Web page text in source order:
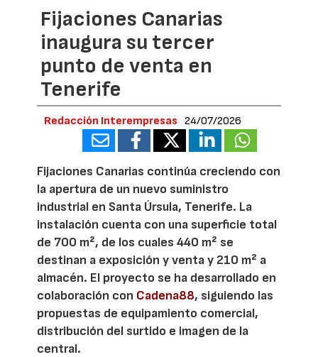
Fijaciones Canarias
inaugura su tercer
punto de venta en
Tenerife
Redacción Interempresas 24/07/2026
Fijaciones Canarias continúa creciendo con
la apertura de un nuevo suministro
industrial en Santa Úrsula, Tenerife. La
instalación cuenta con una superficie total
de 700 m², de los cuales 440 m² se
destinan a exposición y venta y 210 m² a
almacén. El proyecto se ha desarrollado en
colaboración con Cadena88, siguiendo las
propuestas de equipamiento comercial,
distribución del surtido e imagen de la
central.